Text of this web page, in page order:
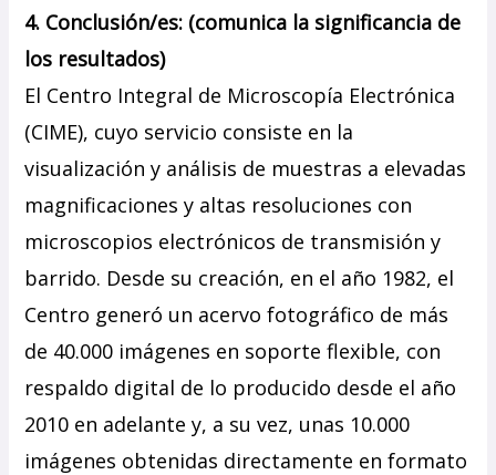
4. Conclusión/es: (comunica la significancia de
los resultados)
El Centro Integral de Microscopía Electrónica
(CIME), cuyo servicio consiste en la
visualización y análisis de muestras a elevadas
magnificaciones y altas resoluciones con
microscopios electrónicos de transmisión y
barrido. Desde su creación, en el año 1982, el
Centro generó un acervo fotográfico de más
de 40.000 imágenes en soporte flexible, con
respaldo digital de lo producido desde el año
2010 en adelante y, a su vez, unas 10.000
imágenes obtenidas directamente en formato